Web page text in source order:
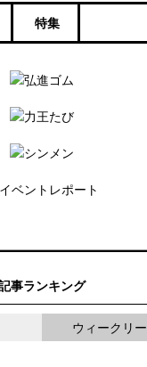
特集
事ランキング
ウィークリー